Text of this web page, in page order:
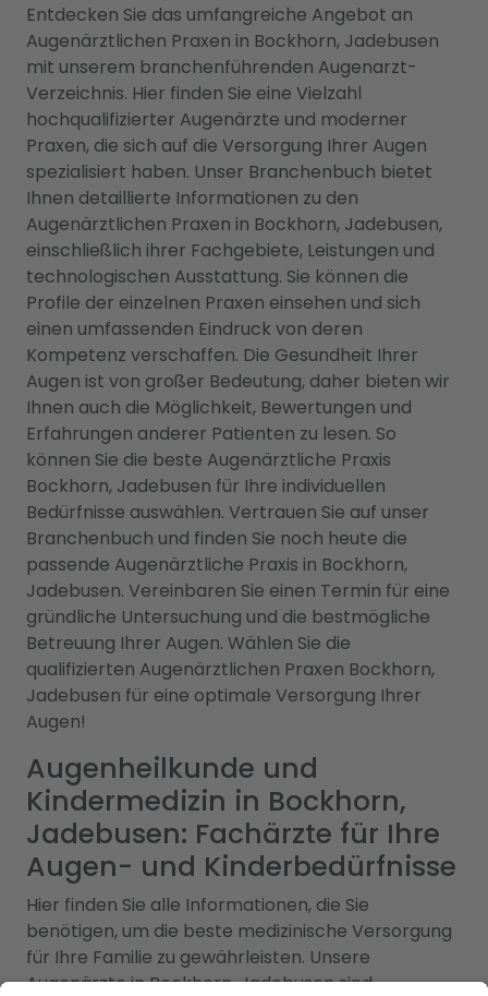
Entdecken Sie das umfangreiche Angebot an
Augenärztlichen Praxen in Bockhorn, Jadebusen
mit unserem branchenführenden Augenarzt-
Verzeichnis. Hier finden Sie eine Vielzahl
hochqualifizierter Augenärzte und moderner
Praxen, die sich auf die Versorgung Ihrer Augen
spezialisiert haben. Unser Branchenbuch bietet
Ihnen detaillierte Informationen zu den
Augenärztlichen Praxen in Bockhorn, Jadebusen,
einschließlich ihrer Fachgebiete, Leistungen und
technologischen Ausstattung. Sie können die
Profile der einzelnen Praxen einsehen und sich
einen umfassenden Eindruck von deren
Kompetenz verschaffen. Die Gesundheit Ihrer
Augen ist von großer Bedeutung, daher bieten wir
Ihnen auch die Möglichkeit, Bewertungen und
Erfahrungen anderer Patienten zu lesen. So
können Sie die beste Augenärztliche Praxis
Bockhorn, Jadebusen für Ihre individuellen
Bedürfnisse auswählen. Vertrauen Sie auf unser
Branchenbuch und finden Sie noch heute die
passende Augenärztliche Praxis in Bockhorn,
Jadebusen. Vereinbaren Sie einen Termin für eine
gründliche Untersuchung und die bestmögliche
Betreuung Ihrer Augen. Wählen Sie die
qualifizierten Augenärztlichen Praxen Bockhorn,
Jadebusen für eine optimale Versorgung Ihrer
Augen!
Augenheilkunde und
Kindermedizin in Bockhorn,
Jadebusen: Fachärzte für Ihre
Augen- und Kinderbedürfnisse
Hier finden Sie alle Informationen, die Sie
benötigen, um die beste medizinische Versorgung
für Ihre Familie zu gewährleisten. Unsere
Augenärzte in Bockhorn, Jadebusen sind